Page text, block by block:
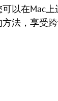
以在Mac上
法，享受跨